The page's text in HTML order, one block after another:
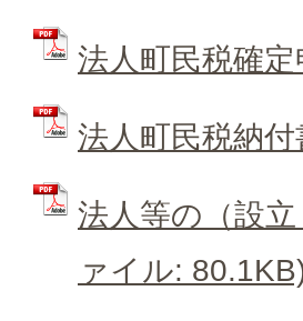
法人町民税確
法人町民税納
法人等の（設
ァイル: